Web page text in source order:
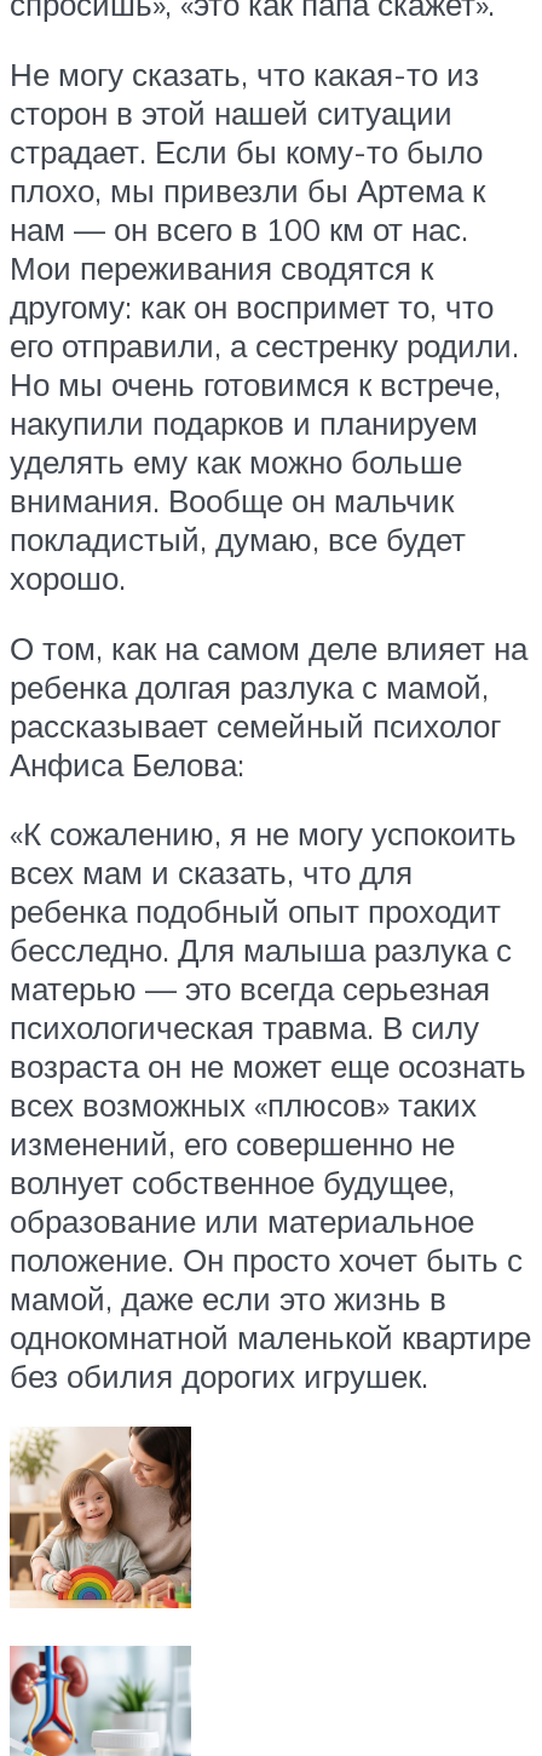
Не могу сказать, что какая-то из
сторон в этой нашей ситуации
страдает. Если бы кому-то было
плохо, мы привезли бы Артема к
нам — он всего в 100 км от нас.
Мои переживания сводятся к
другому: как он воспримет то, что
его отправили, а сестренку родили.
Но мы очень готовимся к встрече,
накупили подарков и планируем
уделять ему как можно больше
внимания. Вообще он мальчик
покладистый, думаю, все будет
хорошо.
О том, как на самом деле влияет на
ребенка долгая разлука с мамой,
рассказывает семейный психолог
Анфиса Белова:
«К сожалению, я не могу успокоить
всех мам и сказать, что для
ребенка подобный опыт проходит
бесследно. Для малыша разлука с
матерью — это всегда серьезная
психологическая травма. В силу
возраста он не может еще осознать
всех возможных «плюсов» таких
изменений, его совершенно не
волнует собственное будущее,
образование или материальное
положение. Он просто хочет быть с
мамой, даже если это жизнь в
однокомнатной маленькой квартире
без обилия дорогих игрушек.